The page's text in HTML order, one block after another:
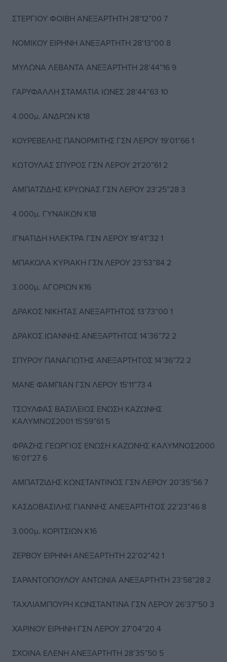
ΣΤΕΡΓΙΟΥ ΦΟΙΒΗ ΑΝΕΞΑΡΤΗΤΗ 28’12”00 7
ΝΟΜΙΚΟΥ ΕΙΡΗΝΗ ΑΝΕΞΑΡΤΗΤΗ 28’13”00 8
ΜΥΛΩΝΑ ΛΕΒΑΝΤΑ ΑΝΕΞΑΡΤΗΤΗ 28’44”16 9
ΓΑΡΥΦΑΛΛΗ ΣΤΑΜΑΤΙΑ ΙΩΝΕΣ 28’44”63 10
4.000μ. ΑΝΔΡΩΝ Κ18
ΚΟΥΡΕΒΕΛΗΣ ΠΑΝΟΡΜΙΤΗΣ ΓΣΝ ΛΕΡΟΥ 19’01”66 1
ΚΩΤΟΥΛΑΣ ΣΠΥΡΟΣ ΓΣΝ ΛΕΡΟΥ 21’20”61 2
ΑΜΠΑΤΖΙΔΗΣ ΚΡΥΩΝΑΣ ΓΣΝ ΛΕΡΟΥ 23’25”28 3
4.000μ. ΓΥΝΑΙΚΩΝ Κ18
ΙΓΝΑΤΙΔΗ ΗΛΕΚΤΡΑ ΓΣΝ ΛΕΡΟΥ 19’41”32 1
ΜΠΑΚΟΛΑ ΚΥΡΙΑΚΗ ΓΣΝ ΛΕΡΟΥ 23’53”84 2
3.000μ. ΑΓΟΡΙΩΝ Κ16
ΔΡΑΚΟΣ ΝΙΚΗΤΑΣ ΑΝΕΞΑΡΤΗΤΟΣ 13’73”00 1
ΔΡΑΚΟΣ ΙΩΑΝΝΗΣ ΑΝΕΞΑΡΤΗΤΟΣ 14’36”72 2
ΣΠΥΡΟΥ ΠΑΝΑΓΙΩΤΗΣ ΑΝΕΞΑΡΤΗΤΟΣ 14’36”72 2
ΜΑΝΕ ΦΑΜΠΙΑΝ ΓΣΝ ΛΕΡΟΥ 15’11”73 4
ΤΣΟΥΛΦΑΣ ΒΑΣΙΛΕΙΟΣ ΕΝΩΣΗ ΚΑΖΩΝΗΣ
ΚΑΛΥΜΝΟΣ2001 15’59”61 5
ΦΡΑΖΗΣ ΓΕΩΡΓΙΟΣ ΕΝΩΣΗ ΚΑΖΩΝΗΣ ΚΑΛΥΜΝΟΣ2000
16’01”27 6
ΑΜΠΑΤΖΙΔΗΣ ΚΩΝΣΤΑΝΤΙΝΟΣ ΓΣΝ ΛΕΡΟΥ 20’35”56 7
ΚΑΣΔΟΒΑΣΙΛΗΣ ΓΙΑΝΝΗΣ ΑΝΕΞΑΡΤΗΤΟΣ 22’23”46 8
3.000μ. ΚΟΡΙΤΣΙΩΝ Κ16
ΖΕΡΒΟΥ ΕΙΡΗΝΗ ΑΝΕΞΑΡΤΗΤΗ 22’02”42 1
ΣΑΡΑΝΤΟΠΟΥΛΟΥ ΑΝΤΩΝΙΑ ΑΝΕΞΑΡΤΗΤΗ 23’58”28 2
ΤΑΧΛΙΑΜΠΟΥΡΗ ΚΩΝΣΤΑΝΤΙΝΑ ΓΣΝ ΛΕΡΟΥ 26’37”50 3
ΧΑΡΙΝΟΥ ΕΙΡΗΝΗ ΓΣΝ ΛΕΡΟΥ 27’04”20 4
ΣΧΟΙΝΑ ΕΛΕΝΗ ΑΝΕΞΑΡΤΗΤΗ 28’35”50 5